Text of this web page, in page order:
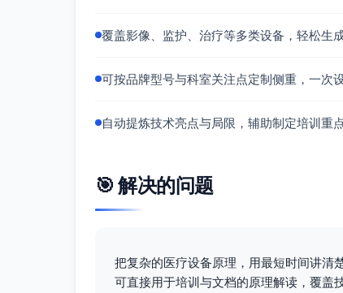
安全与告警系统
压力受控与流量去加速：限制峰值气道
精准PEEP维持：稳定呼气末压力，支
数据监测与趋势分析：实时波形与参
覆盖影像、监护、治疗等多类设备，轻松生
可按品牌型号与科室关注点定制侧重，一次
自动提炼技术亮点与局限，辅助制定培训重
🎯 解决的问题
把复杂的医疗设备原理，用最短时间讲清
可直接用于培训与文档的原理解读，覆盖